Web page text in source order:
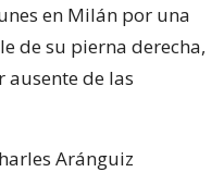
en Milán por una
de su pierna derecha,
ausente de las
Aránguiz